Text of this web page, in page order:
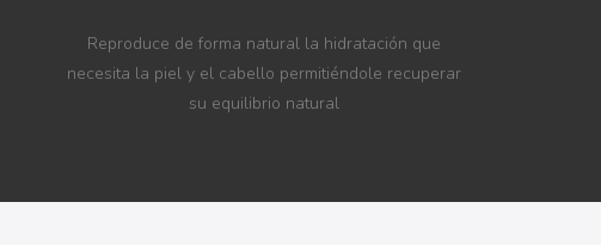
Reproduce de forma natural la hidratación que
necesita la piel y el cabello permitiéndole recuperar
su equilibrio natural